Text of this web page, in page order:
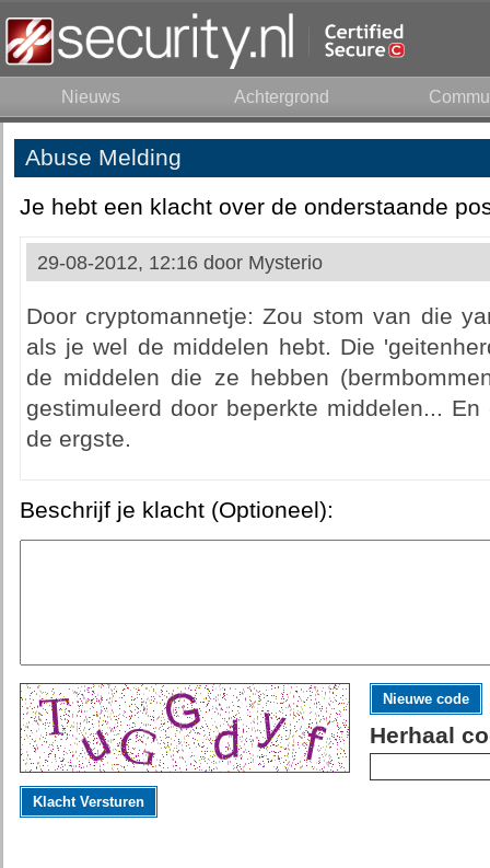
Nieuws Achtergrond
Abuse Melding
Je hebt een klacht over de onderstaande
29-08-2012, 12:16 door Mysterio
Door cryptomannetje: Zou stom van die
als je wel de middelen hebt. Die
de middelen die ze hebben
gestimuleerd door beperkte middelen...
de ergste.
Beschrijf je klacht (Optioneel):
Nieuwe code
Herhaal
Klacht Versturen